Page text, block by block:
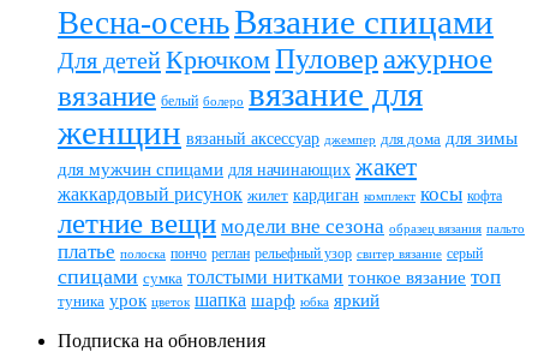
Весна-осеньВязание спицами
Для детейКрючкомПуловер ажурное
вязание белый болеро вязание для
женщин вязаный аксессуар джемпер для дома для зимы
для мужчин спицами для начинающих жакет
жаккардовый рисунок жилет кардиган комплект косы кофта
летние вещи модели вне сезона образец вязания пальто
платье полоска пончо реглан рельефный узор свитер вязание серый
спицами сумка толстыми нитками тонкое вязание топ
туника урок цветок шапка шарф юбка яркий
Подписка на обновления